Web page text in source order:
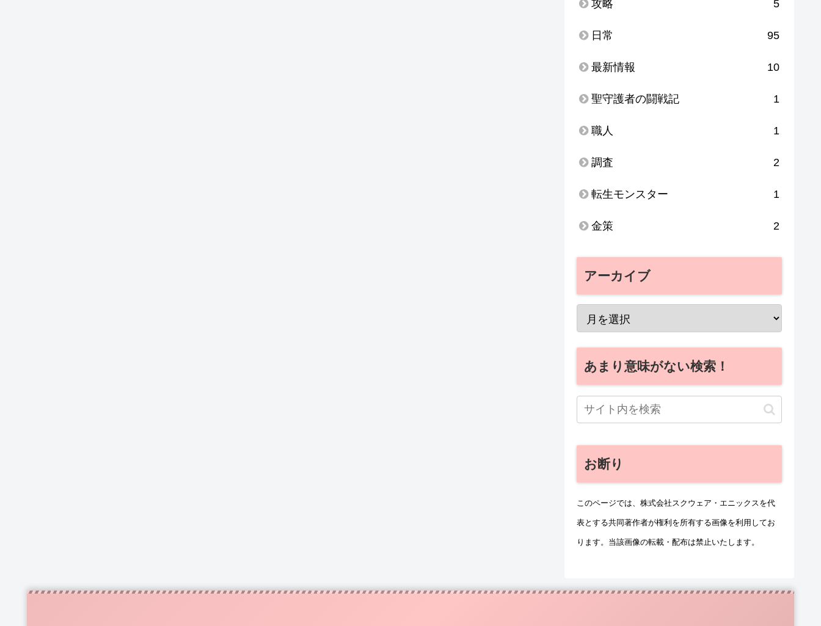
攻略 5
日常 95
最新情報 10
聖守護者の闘戦記 1
職人 1
調査 2
転生モンスター 1
金策 2
アーカイブ
あまり意味がない検索！
お断り
このページでは、株式会社スクウェア・エニックスを代
表とする共同著作者が権利を所有する画像を利用してお
ります。当該画像の転載・配布は禁止いたします。